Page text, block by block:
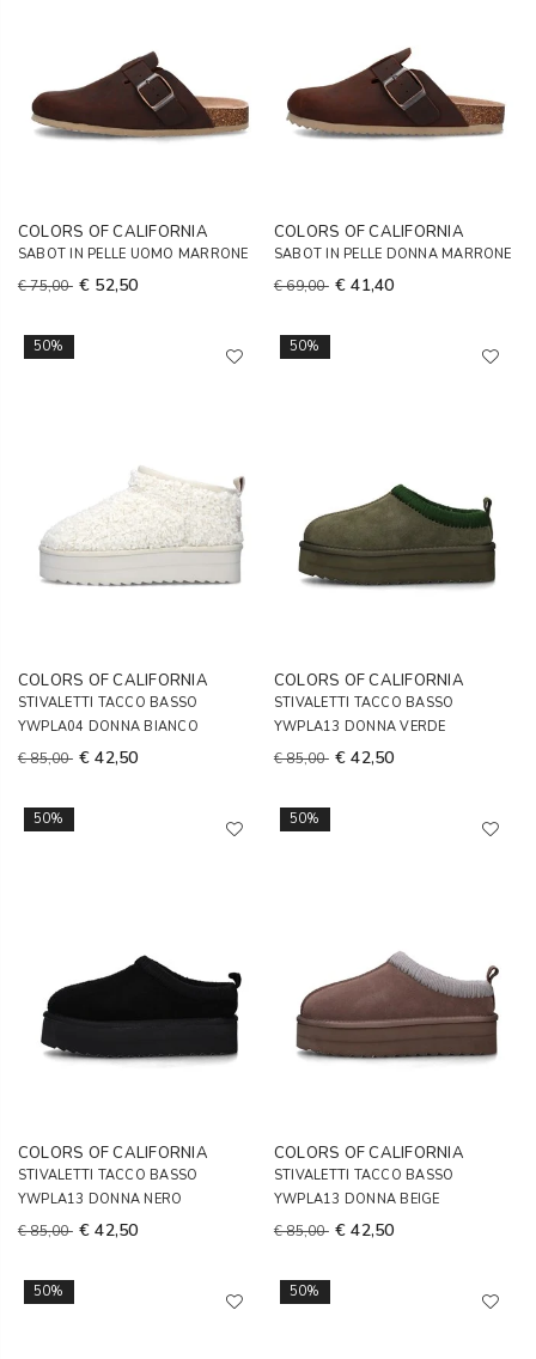
COLORS OF CALIFORNIA
SABOT IN PELLE UOMO MARRONE
€ 75,00 € 52,50
COLORS OF CALIFORNIA
SABOT IN PELLE DONNA MARRONE
€ 69,00 € 41,40
50%
COLORS OF CALIFORNIA
STIVALETTI TACCO BASSO
YWPLA04 DONNA BIANCO
€ 85,00 € 42,50
50%
COLORS OF CALIFORNIA
STIVALETTI TACCO BASSO
YWPLA13 DONNA VERDE
€ 85,00 € 42,50
50%
COLORS OF CALIFORNIA
STIVALETTI TACCO BASSO
YWPLA13 DONNA NERO
€ 85,00 € 42,50
50%
COLORS OF CALIFORNIA
STIVALETTI TACCO BASSO
YWPLA13 DONNA BEIGE
€ 85,00 € 42,50
50% 50%